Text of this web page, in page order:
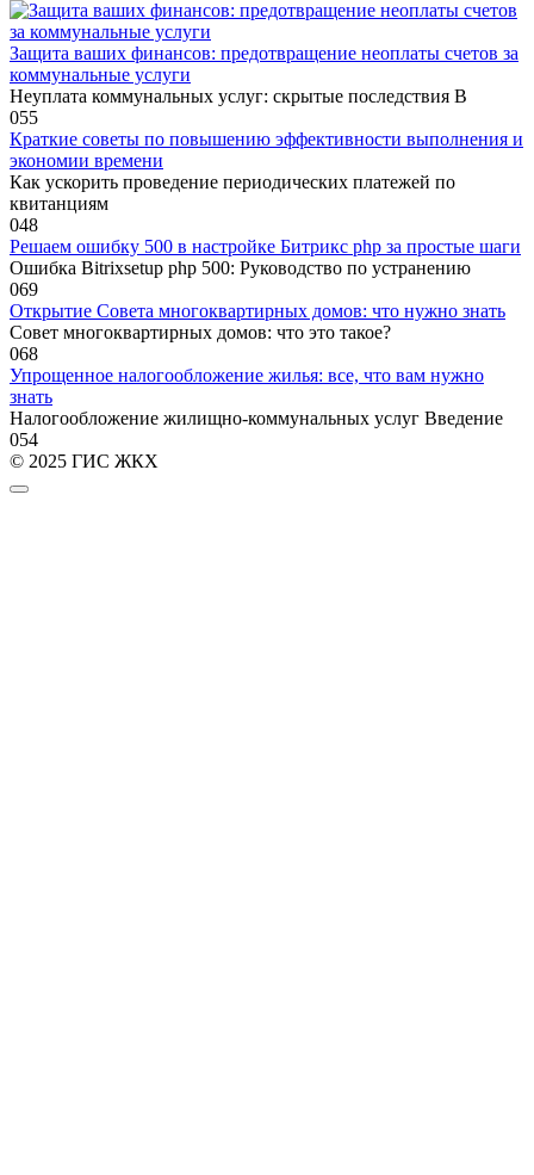
Защита ваших финансов: предотвращение неоплаты счетов за
коммунальные услуги
Неуплата коммунальных услуг: скрытые последствия В
055
Краткие советы по повышению эффективности выполнения и
экономии времени
Как ускорить проведение периодических платежей по
квитанциям
048
Решаем ошибку 500 в настройке Битрикс php за простые шаги
Ошибка Bitrixsetup php 500: Руководство по устранению
069
Открытие Совета многоквартирных домов: что нужно знать
Совет многоквартирных домов: что это такое?
068
Упрощенное налогообложение жилья: все, что вам нужно
знать
Налогообложение жилищно-коммунальных услуг Введение
054
© 2025 ГИС ЖКХ